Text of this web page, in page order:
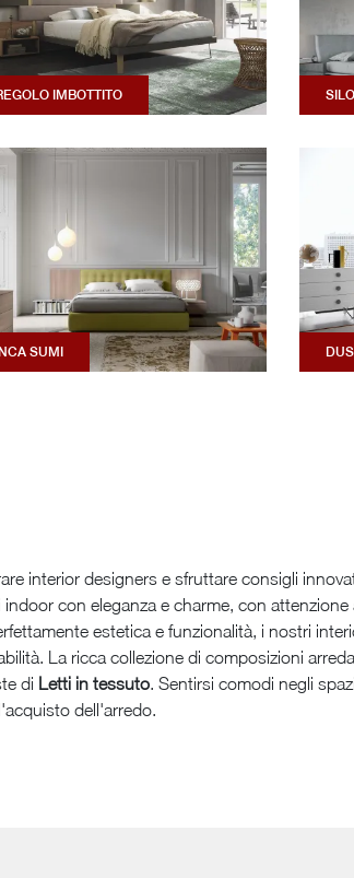
IMBOTTITO
INCA SUMI
interior designers e sfruttare consigli
con eleganza e charme, con attenzione
estetica e funzionalità, i nostri
La ricca collezione di composizioni
di Letti in tessuto. Sentirsi comodi negli
dell'arredo.